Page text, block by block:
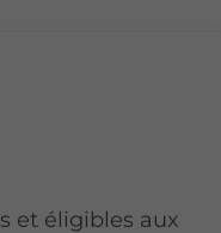
et éligibles aux